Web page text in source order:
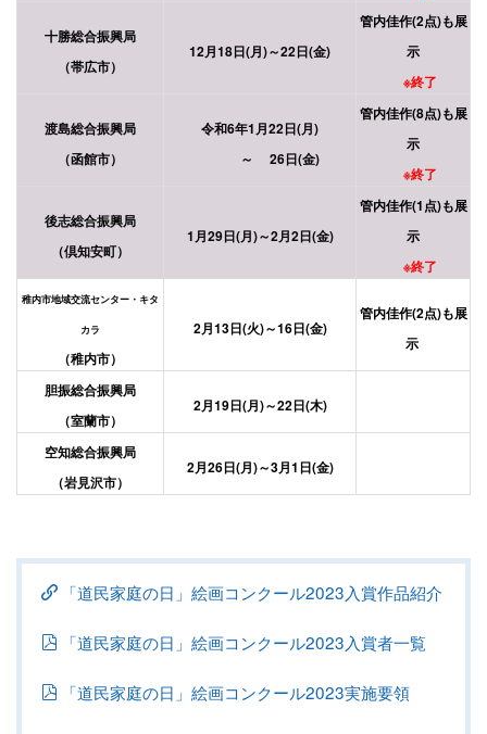
十勝総合振興局
（帯広市）
12月18日(月)～22日(金)
管内佳作(2点)も展
示
※終了
渡島総合振興局
（函館市）
令和6年1月22日(月)
～ 26日(金)
管内佳作(8点)も展
示
※終了
後志総合振興局
（倶知安町）
1月29日(月)～2月2日(金)
管内佳作(1点)も展
示
※終了
稚内市地域交流センター・キタ
カラ
（稚内市）
2月13日(火)～16日(金)
管内佳作(2点)も展
示
胆振総合振興局
（室蘭市）
2月19日(月)～22日(木)
空知総合振興局
（岩見沢市）
2月26日(月)～3月1日(金)
「道民家庭の日」絵画コンクール2023入賞作品紹介
「道民家庭の日」絵画コンクール2023入賞者一覧
「道民家庭の日」絵画コンクール2023実施要領